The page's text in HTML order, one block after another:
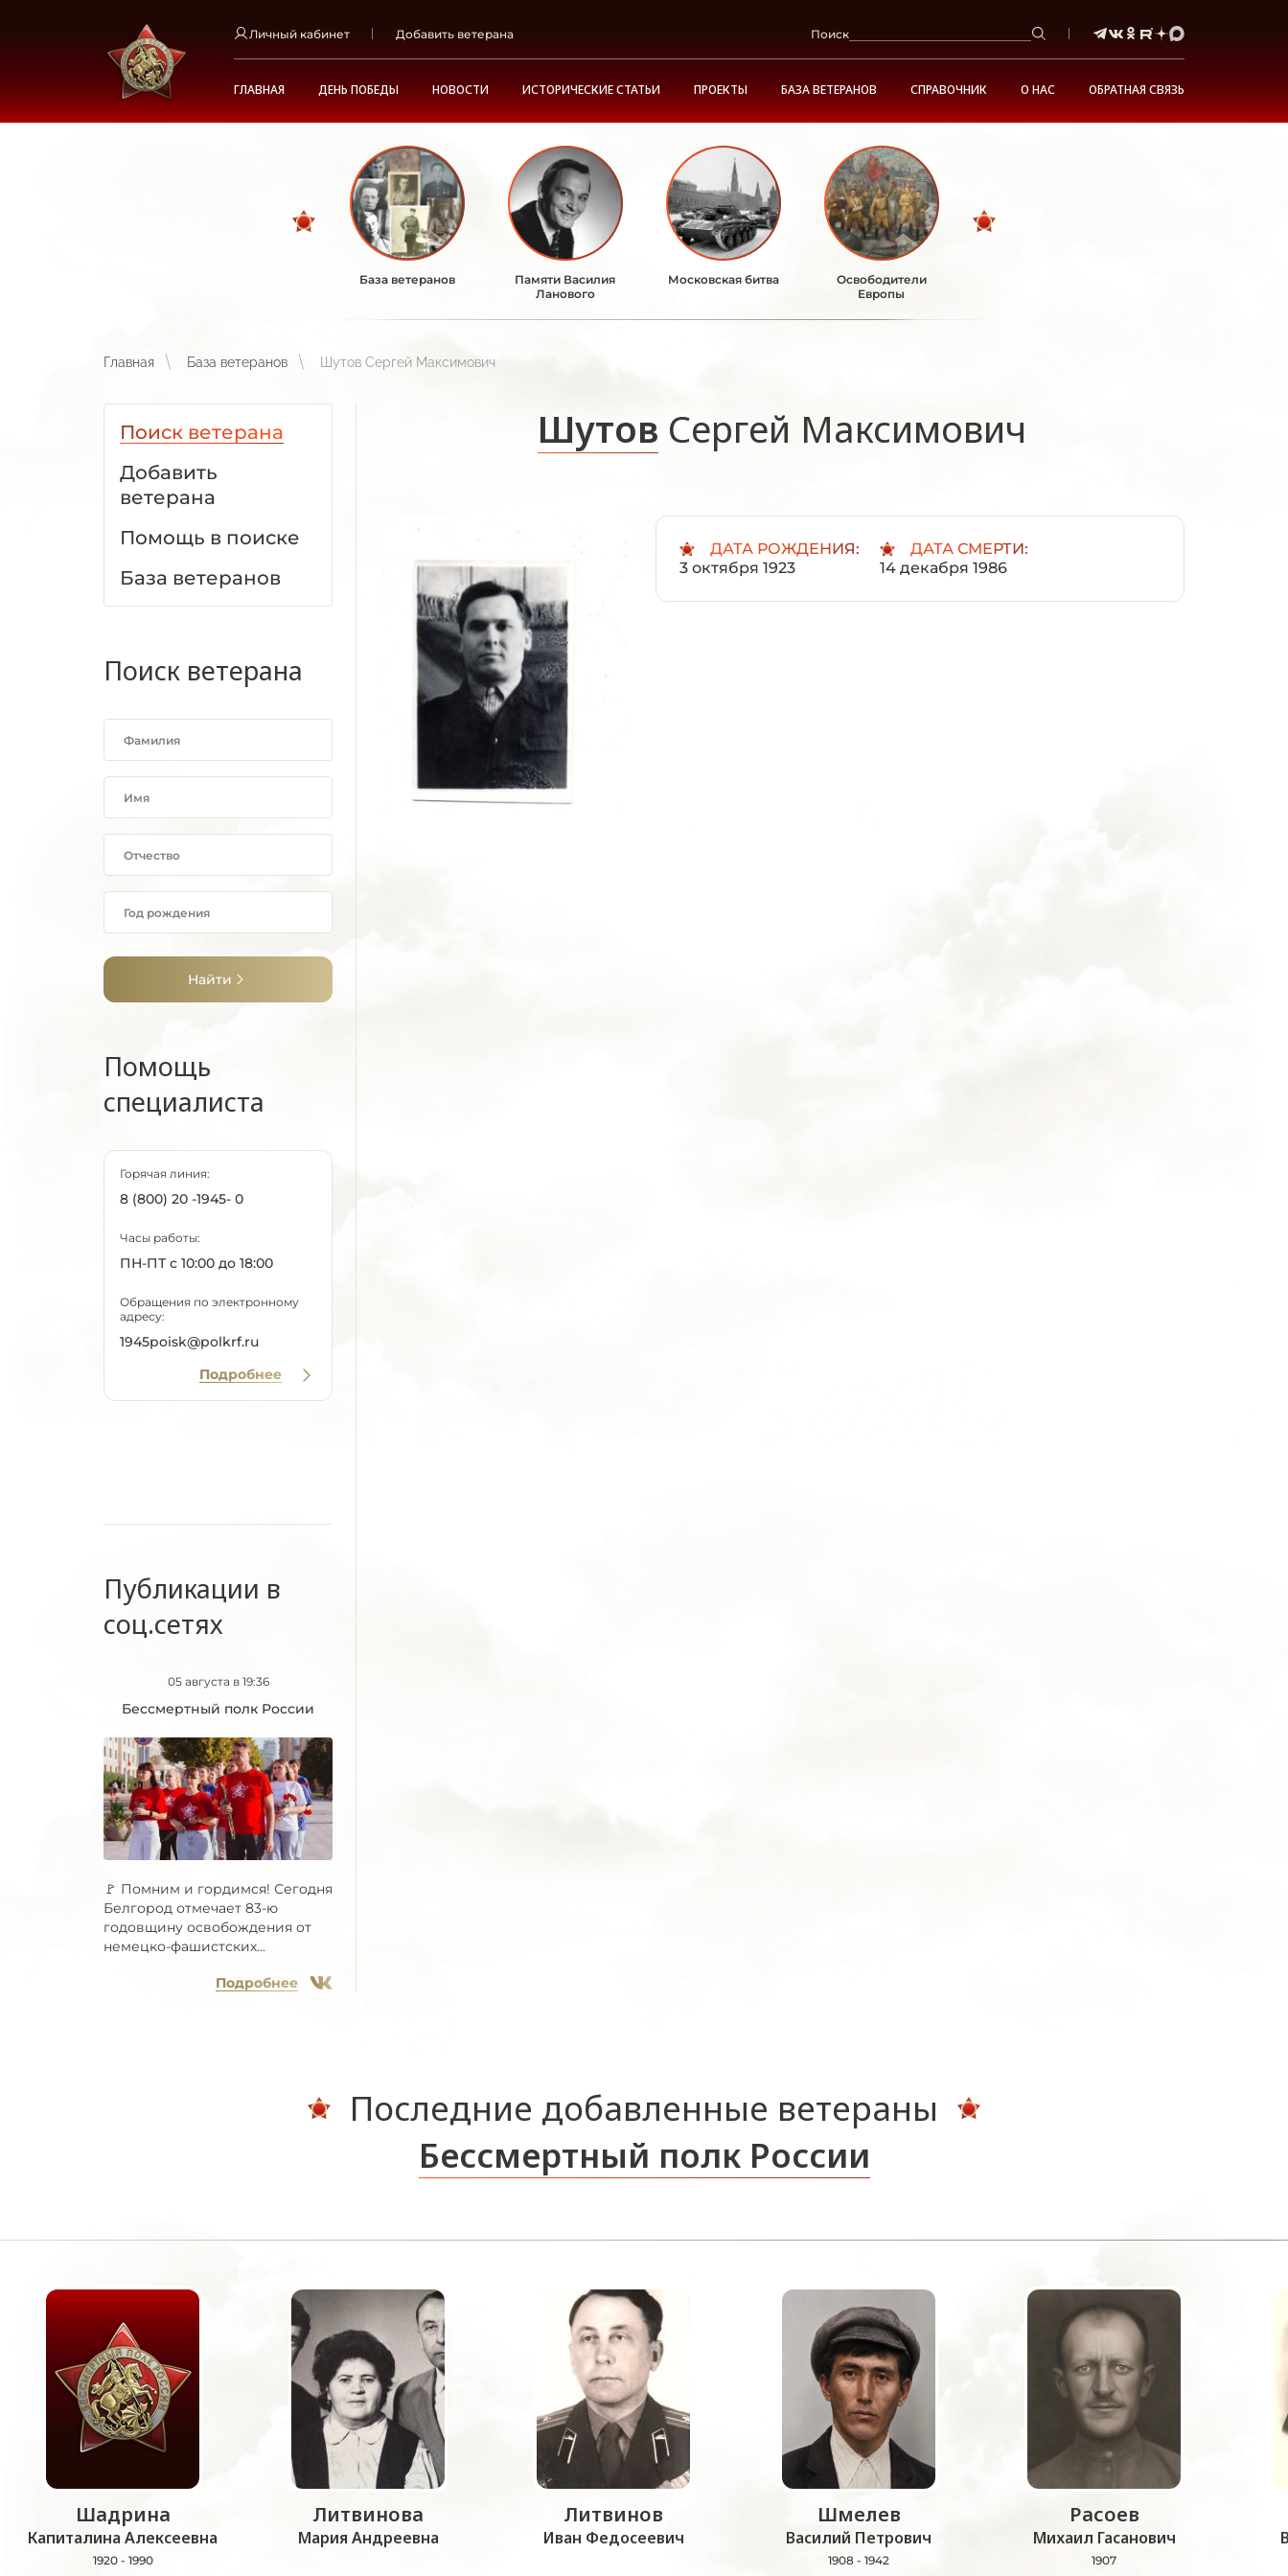
Личный кабинет Добавить ветерана Поиск
ГЛАВНАЯ ДЕНЬ ПОБЕДЫ НОВОСТИ ИСТОРИЧЕСКИЕ СТАТЬИ ПРОЕКТЫ БАЗА ВЕТЕРАНОВ СПРАВОЧНИК О НАС ОБРАТНАЯ СВЯЗЬ
База ветеранов
Памяти Василия
Ланового
Московская битва
Освободители
Европы
Главная База ветеранов Шутов Сергей Максимович
Поиск ветерана
Добавить
ветерана
Помощь в поиске
База ветеранов
Поиск ветерана
Найти
Помощь
специалиста
Горячая линия:
8 (800) 20 -1945- 0
Часы работы:
ПН-ПТ с 10:00 до 18:00
Обращения по электронному
адресу:
1945poisk@polkrf.ru
Подробнее
Публикации в
соц.сетях
05 августа в 19:36
Бессмертный полк России
🚩 Помним и гордимся! Сегодня
Белгород отмечает 83-ю
годовщину освобождения от
немецко-фашистских...
Подробнее
Шутов Сергей Максимович
ДАТА РОЖДЕНИЯ:
3 октября 1923
ДАТА СМЕРТИ:
14 декабря 1986
Последние добавленные ветераны
Бессмертный полк России
Шадрина
Капиталина Алексеевна
1920 - 1990
Литвинова
Мария Андреевна
Литвинов
Иван Федосеевич
Шмелев
Василий Петрович
1908 - 1942
Расоев
Михаил Гасанович
1907